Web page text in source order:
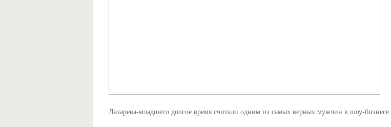
Лазарева-младшего долгое время считали одним из самых верных мужчин в шоу-бизнесе.